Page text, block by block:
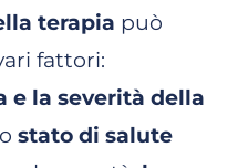
terapia può
fattori:
e la severità della
stato di salute